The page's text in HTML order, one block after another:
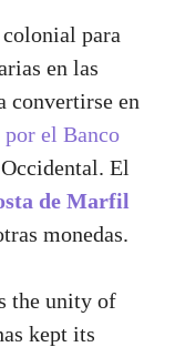
para
en las
convertirse en
por el Banco
El
de Marfil
monedas.
the unity of
kept its